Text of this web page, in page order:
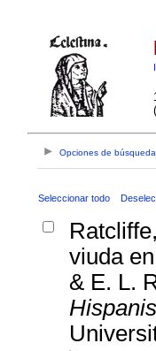
(
Opciones de
Seleccionar todo
viuda
& E. L.